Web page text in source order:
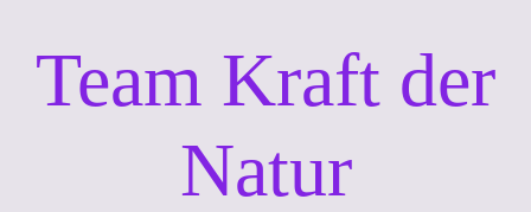
Team Kraft der
Natur